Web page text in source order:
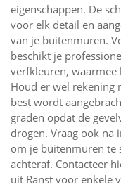
eigenschappen. De
voor elk detail en
van je buitenmuren.
beschikt je
verfkleuren,
Houd er wel rekening
best wordt
graden opdat de
drogen. Vraag ook na
om je buitenmuren te
achteraf. Contacteer
uit Ranst voor enkele